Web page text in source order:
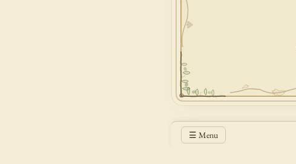
☰ Menu